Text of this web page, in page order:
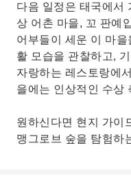
다음 일정은 태국에서
상 어촌 마을, 꼬 판예
어부들이 세운 이 마
활 모습을 관찰하고,
자랑하는 레스토랑에
을에는 인상적인 수상
원하신다면 현지 가이
맹그로브 숲을 탐험하